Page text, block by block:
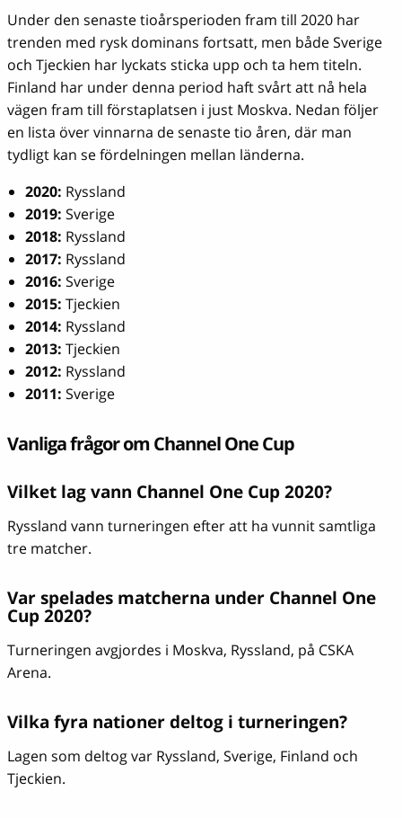
Under den senaste tioårsperioden fram till 2020 har
trenden med rysk dominans fortsatt, men både Sverige
och Tjeckien har lyckats sticka upp och ta hem titeln.
Finland har under denna period haft svårt att nå hela
vägen fram till förstaplatsen i just Moskva. Nedan följer
en lista över vinnarna de senaste tio åren, där man
tydligt kan se fördelningen mellan länderna.
2020: Ryssland
2019: Sverige
2018: Ryssland
2017: Ryssland
2016: Sverige
2015: Tjeckien
2014: Ryssland
2013: Tjeckien
2012: Ryssland
2011: Sverige
Vanliga frågor om Channel One Cup
Vilket lag vann Channel One Cup 2020?
Ryssland vann turneringen efter att ha vunnit samtliga
tre matcher.
Var spelades matcherna under Channel One
Cup 2020?
Turneringen avgjordes i Moskva, Ryssland, på CSKA
Arena.
Vilka fyra nationer deltog i turneringen?
Lagen som deltog var Ryssland, Sverige, Finland och
Tjeckien.